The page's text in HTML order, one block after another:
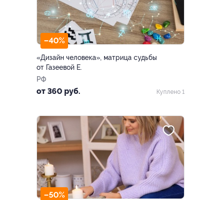
–40%
«Дизайн человека», матрица судьбы
от Газеевой Е.
РФ
от 360 руб. Куплено 1
–50%